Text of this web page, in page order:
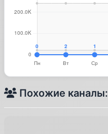
Похожие каналы: